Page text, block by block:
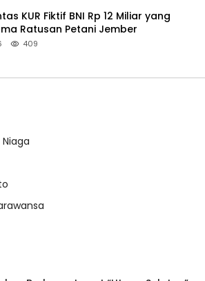
KUR Fiktif BNI Rp 12 Miliar yang
Ratusan Petani Jember
409